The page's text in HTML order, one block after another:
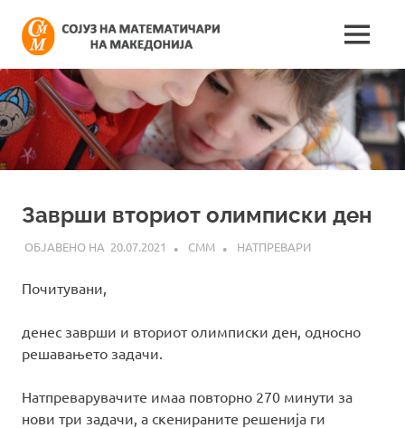
content
на
на
Македонија
информации
поврзани
со
работата
на
MENU
Заврши вториот олимписки ден
20.07.2021 СММ НАТПРЕВАРИ
Почитувани,
денес заврши и вториот олимписки ден, односно
решавањето задачи.
Натпреварувачите имаа повторно 270 минути за
нови три задачи, а скенираните решенија ги